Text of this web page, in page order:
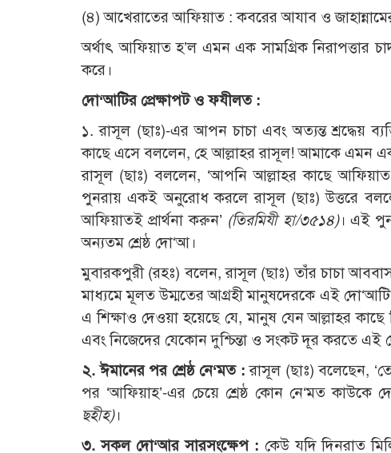
(৪) আখেরাতের আফিয়াত : কবরের আযাব ও জাহান্নামের
অর্থাৎ আফিয়াত হ’ল এমন এক সামগ্রিক নিরাপত্তার
করে।
দো‘আটির প্রেক্ষাপট ও ফযীলত :
১. রাসূল (ছাঃ)-এর আপন চাচা এবং অত্যন্ত শ্রদ্ধেয়
কাছে এসে বললেন, হে আল্লাহর রাসূল! আমাকে এমন
রাসূল (ছাঃ) বললেন, ‘আপনি আল্লাহর কাছে আফিয়াত
পুনরায় একই অনুরোধ করলে রাসূল (ছাঃ) উত্তরে
আফিয়াতই প্রার্থনা করুন’ (তিরমিযী হা/৩৫১৪)। এই
অন্যতম শ্রেষ্ঠ দো‘আ।
মুবারকপুরী (রহঃ) বলেন, রাসূল (ছাঃ) তাঁর চাচা
মাধ্যমে মূলত উম্মতের আগ্রহী মানুষদেরকে এই
এ শিক্ষাও দেওয়া হয়েছে যে, মানুষ যেন আল্লাহর কাছে
এবং নিজেদের যেকোন দুশ্চিন্তা ও সংকট দূর করতে
২. ঈমানের পর শ্রেষ্ঠ নে‘মত :রাসূল (ছাঃ) বলেছেন,
পর ‘আফিয়াহ’-এর চেয়ে শ্রেষ্ঠ কোন নে‘মত কাউকে
ছহীহ)।
৩. সকল দো‘আর সারসংক্ষেপ : কেউ যদি দিনরাত